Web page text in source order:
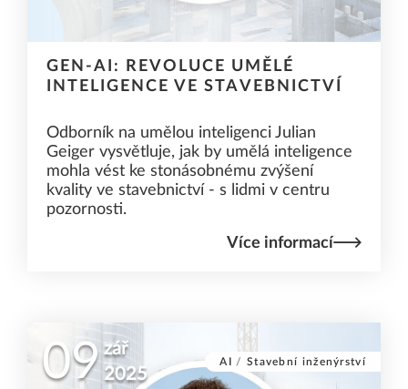
GEN-AI: REVOLUCE UMĚLÉ
INTELIGENCE VE STAVEBNICTVÍ
Odborník na umělou inteligenci Julian
Geiger vysvětluje, jak by umělá inteligence
mohla vést ke stonásobnému zvýšení
kvality ve stavebnictví - s lidmi v centru
pozornosti.
Více informací
09 zář
2025
AI / Stavební inženýrství